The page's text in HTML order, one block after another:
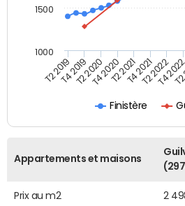
Finistère
T2 2019T4 2019T2 2020T4 2020T2 2021T4 2021T2 2022
T4
1000
1500
Appartements et maisons
Prix au m2 2